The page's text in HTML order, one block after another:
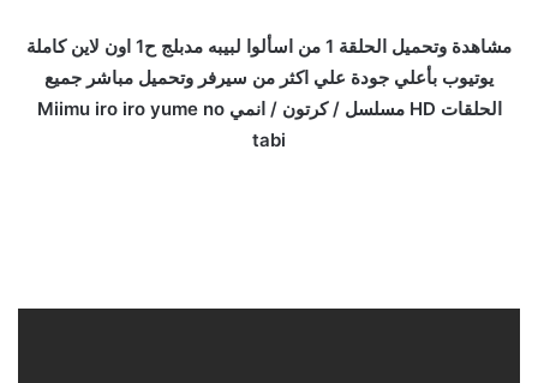
مشاهدة وتحميل الحلقة 1 من اسألوا لبيبه مدبلج ح1 اون لاين كاملة
يوتيوب بأعلي جودة علي اكثر من سيرفر وتحميل مباشر جميع
الحلقات HD مسلسل / كرتون / انمي Miimu iro iro yume no
tabi